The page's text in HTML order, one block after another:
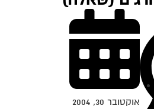
אוקטובר 30, 2004